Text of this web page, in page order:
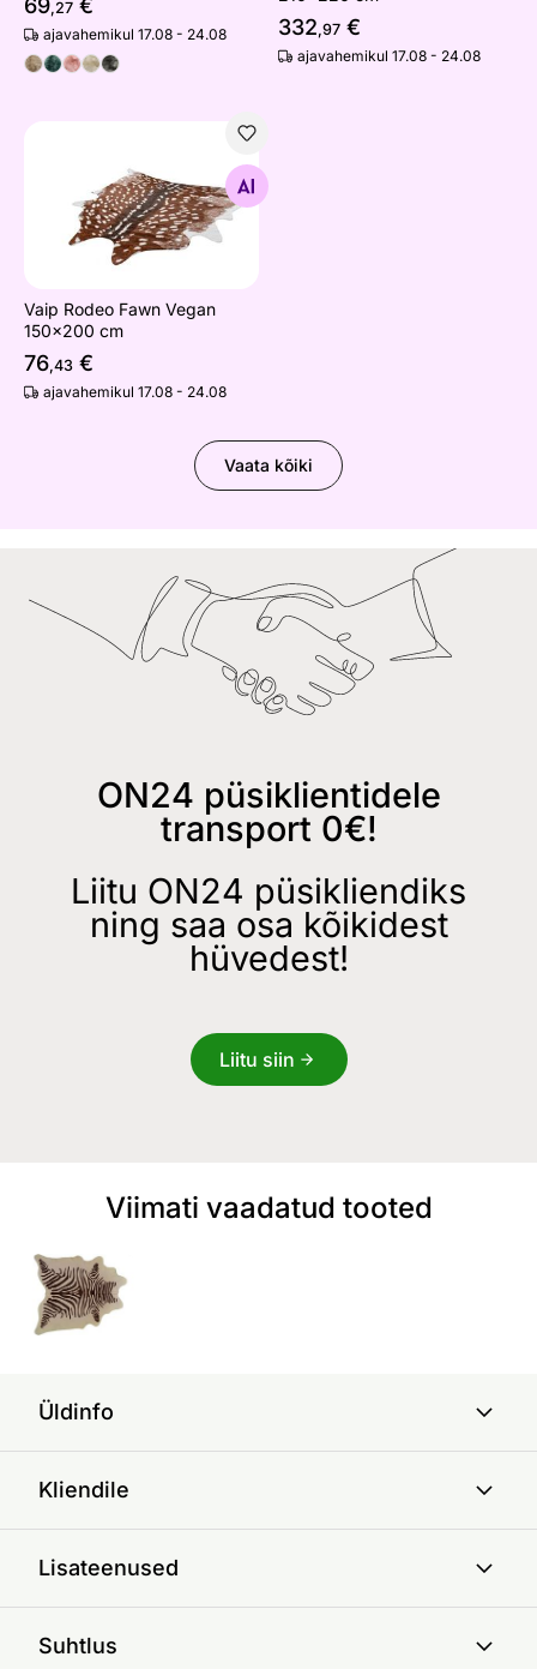
,27
ajavahemikul 17.08 - 24.08 332,97 €
ajavahemikul 17.08 - 24.08
Otsi sarnaseid
Vaip Rodeo Fawn Vegan
150x200 cm
76,43 €
ajavahemikul 17.08 - 24.08
Vaata kõiki
ON24 püsiklientidele
transport 0€!
Liitu ON24 püsikliendiks
ning saa osa kõikidest
hüvedest!
Liitu siin
Viimati vaadatud tooted
Üldinfo
Kliendile
Lisateenused
Suhtlus